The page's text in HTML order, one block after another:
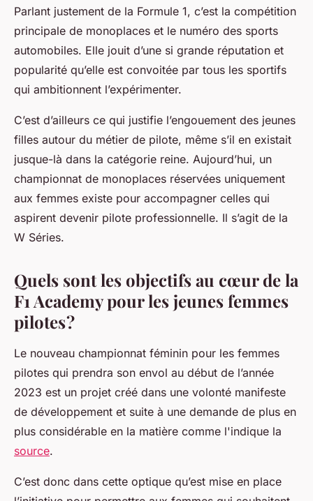
Parlant justement de la Formule 1, c’est la compétition
principale de monoplaces et le numéro des sports
automobiles. Elle jouit d’une si grande réputation et
popularité qu’elle est convoitée par tous les sportifs
qui ambitionnent l’expérimenter.
C’est d’ailleurs ce qui justifie l’engouement des jeunes
filles autour du métier de pilote, même s’il en existait
jusque-là dans la catégorie reine. Aujourd’hui, un
championnat de monoplaces réservées uniquement
aux femmes existe pour accompagner celles qui
aspirent devenir pilote professionnelle. Il s’agit de la
W Séries.
Quels sont les objectifs au cœur de la
F1 Academy pour les jeunes femmes
pilotes ?
Le nouveau championnat féminin pour les femmes
pilotes qui prendra son envol au début de l’année
2023 est un projet créé dans une volonté manifeste
de développement et suite à une demande de plus en
plus considérable en la matière comme l'indique la
source.
C’est donc dans cette optique qu’est mise en place